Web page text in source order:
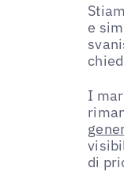
e
I
di